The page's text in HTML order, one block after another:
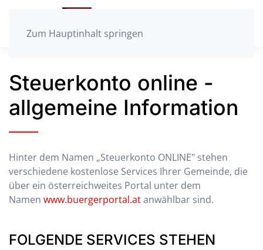
Zum Hauptinhalt springen
Steuerkonto online -
allgemeine Information
Hinter dem Namen „Steuerkonto ONLINE" stehen
verschiedene kostenlose Services Ihrer Gemeinde, die
über ein österreichweites Portal unter dem
Namen www.buergerportal.atanwählbar sind.
FOLGENDE SERVICES STEHEN